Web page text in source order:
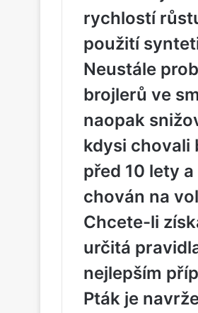
rychlostí
použití
Neustále
brojlerů ve
naopak
kdysi chovali
před 10 lety
chován na
Chcete-li
určitá
nejlepším
Pták je